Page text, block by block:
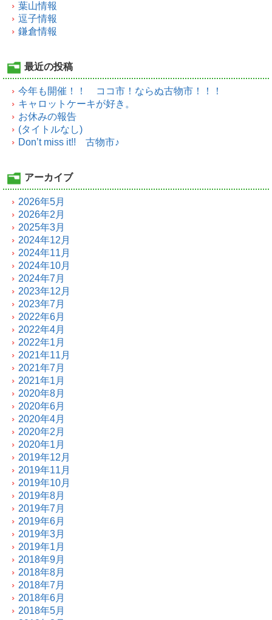
葉山情報
逗子情報
鎌倉情報
最近の投稿
今年も開催！！ ココ市！ならぬ古物市！！！
キャロットケーキが好き。
お休みの報告
(タイトルなし)
Don’t miss it!! 古物市♪
アーカイブ
2026年5月
2026年2月
2025年3月
2024年12月
2024年11月
2024年10月
2024年7月
2023年12月
2023年7月
2022年6月
2022年4月
2022年1月
2021年11月
2021年7月
2021年1月
2020年8月
2020年6月
2020年4月
2020年2月
2020年1月
2019年12月
2019年11月
2019年10月
2019年8月
2019年7月
2019年6月
2019年3月
2019年1月
2018年9月
2018年8月
2018年7月
2018年6月
2018年5月